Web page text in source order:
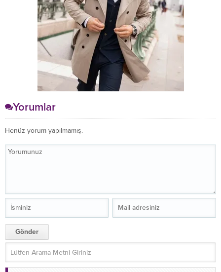
Yorumlar
Henüz yorum yapılmamış.